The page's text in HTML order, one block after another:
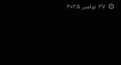
27 نوامبر 2025